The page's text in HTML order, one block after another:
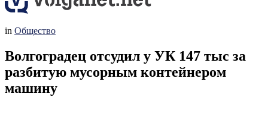
in Общество
Волгоградец отсудил у УК 147 тыс за
разбитую мусорным контейнером
машину